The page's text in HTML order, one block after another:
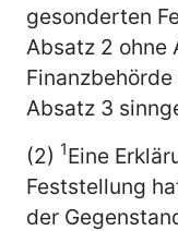
gesonderten
Absatz 2 ohne
Absatz 3
(2) 1Eine
Feststellung
der